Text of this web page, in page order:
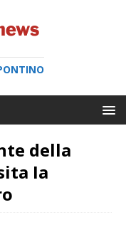
della
Ia